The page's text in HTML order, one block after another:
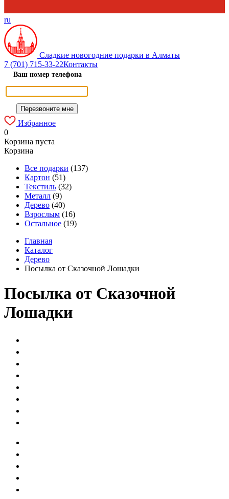
ru
Сладкие новогодние подарки в Алматы
7 (701) 715-33-22Контакты
Ваш номер телефона
Избранное
0
Корзина пуста
Корзина
Все подарки (137)
Картон (51)
Текстиль (32)
Металл (9)
Дерево (40)
Взрослым (16)
Остальное (19)
Главная
Каталог
Дерево
Посылка от Сказочной Лошадки
Посылка от Сказочной
Лошадки